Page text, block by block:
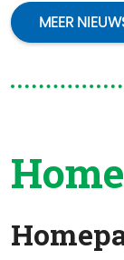
MEER
Home